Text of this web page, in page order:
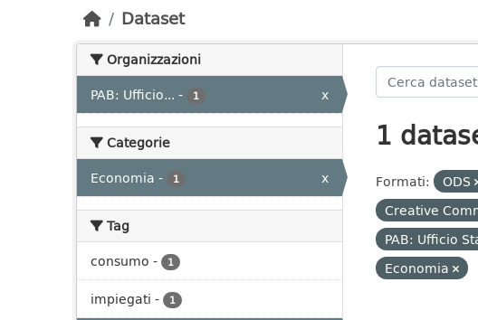
Dataset
Organizzazioni
PAB: Ufficio... - 1 x
Categorie
Economia - 1 x
Tag
consumo - 1
impiegati - 1
1
Formati: ODS
Creative
PAB: Ufficio
Economia